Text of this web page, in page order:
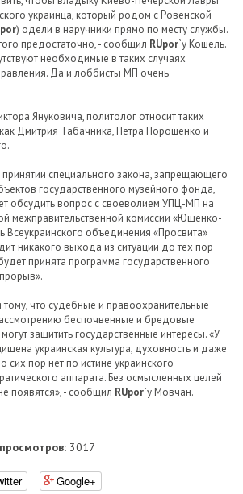
украинца, который родом с Ровенской
) одели в наручники прямо по месту службы.
предостаточно, - сообщил RUpor`у Кошель.
необходимые в таких случаях
Да и лоббисты МП очень
Януковича, политолог относит таких
Дмитрия Табачника, Петра Порошенко и
специального закона, запрещающего
государственного музейного фонда,
обсудить вопрос с своеволием УПЦ-МП на
межправительственной комиссии «Ющенко-
Всеукраинского объединения «Просвита»
никакого выхода из ситуации до тех пор
принята программа государственного
что судебные и правоохранительные
беспочвенные и бредовые
защитить государственные интересы. «У
украинская культура, духовность и даже
сих пор нет по истине украинского
аппарата. Без осмысленных целей
появятся», - сообщил RUpor`у Мовчан.
3017
Google+